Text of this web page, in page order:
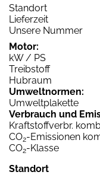
Standort
Lieferzeit
Unsere Nummer
Motor:
kW / PS
Treibstoff
Hubraum
Umweltnormen:
Umweltplakette
Verbrauch und
Kraftstoffverbr.
CO2-Emissionen
CO2-Klasse
Standort